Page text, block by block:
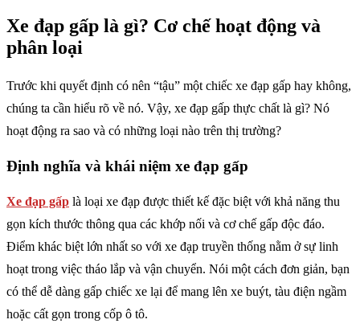
Xe đạp gấp là gì? Cơ chế hoạt động và
phân loại
Trước khi quyết định có nên “tậu” một chiếc xe đạp gấp hay không,
chúng ta cần hiểu rõ về nó. Vậy, xe đạp gấp thực chất là gì? Nó
hoạt động ra sao và có những loại nào trên thị trường?
Định nghĩa và khái niệm xe đạp gấp
Xe đạp gấp là loại xe đạp được thiết kế đặc biệt với khả năng thu
gọn kích thước thông qua các khớp nối và cơ chế gấp độc đáo.
Điểm khác biệt lớn nhất so với xe đạp truyền thống nằm ở sự linh
hoạt trong việc tháo lắp và vận chuyển. Nói một cách đơn giản, bạn
có thể dễ dàng gấp chiếc xe lại để mang lên xe buýt, tàu điện ngầm
hoặc cất gọn trong cốp ô tô.